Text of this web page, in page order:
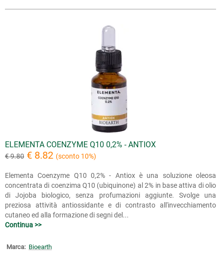
ELEMENTA COENZYME Q10 0,2% - ANTIOX
€ 9.80 € 8.82 (sconto 10%)
Elementa Coenzyme Q10 0,2% - Antiox è una soluzione oleosa
concentrata di coenzima Q10 (ubiquinone) al 2% in base attiva di olio
di Jojoba biologico, senza profumazioni aggiunte. Svolge una
preziosa attività antiossidante e di contrasto all'invecchiamento
cutaneo ed alla formazione di segni del...
Continua >>
Marca: Bioearth